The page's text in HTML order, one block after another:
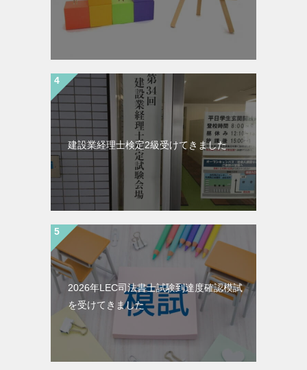
建設業経理士検定2級受けてきました
2026年LEC司法書士試験到達度確認模試
を受けてきました